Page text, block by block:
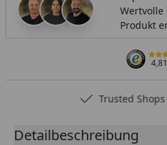
Produkt
Trusted
Detailbeschreibung